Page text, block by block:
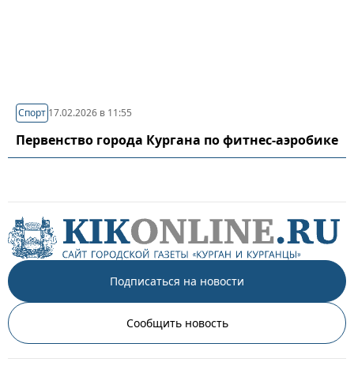
Спорт 17.02.2026 в 11:55
Первенство города Кургана по фитнес-аэробике
Подписаться на новости
Сообщить новость